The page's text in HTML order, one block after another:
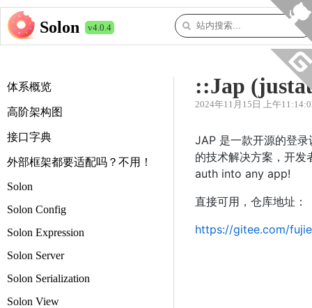
Solon v4.0.4
体系概览
高阶架构图
接口字典
外部框架都要适配吗？不用！
Solon
Solon Config
Solon Expression
Solon Server
Solon Serialization
Solon View
::Jap
2024年11月15日 上午
JAP 是一款开源的登
的技术解决方案，开
auth into any app!
直接可用，仓库地址：
https://gitee.com/